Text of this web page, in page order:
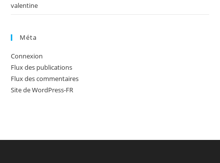
valentine
Méta
Connexion
Flux des publications
Flux des commentaires
Site de WordPress-FR